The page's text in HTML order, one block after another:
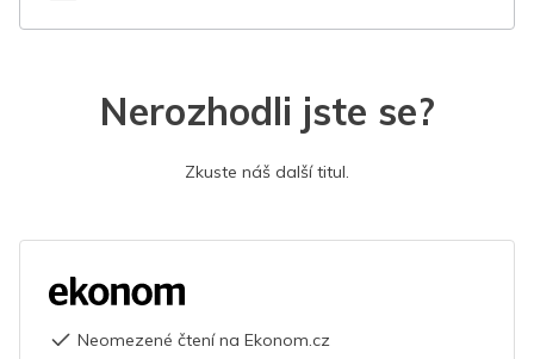
Nerozhodli jste se?
Zkuste náš další titul.
Neomezené čtení na Ekonom.cz